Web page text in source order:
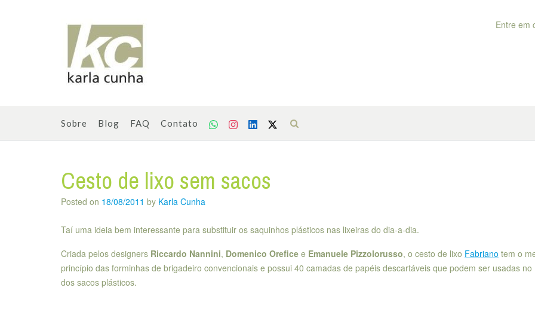
Entre em
Sobre Blog FAQ Contato
Cesto de lixo sem sacos
Posted on 18/08/2011 by Karla Cunha
Taí uma ideia bem interessante para substituir os saquinhos plásticos nas lixeiras do dia-a-dia.
Criada pelos designers Riccardo Nannini, Domenico Orefice e Emanuele Pizzolorusso, o cesto de lixo Fabriano tem o
princípio das forminhas de brigadeiro convencionais e possui 40 camadas de papéis descartáveis que podem ser usadas no
dos sacos plásticos.